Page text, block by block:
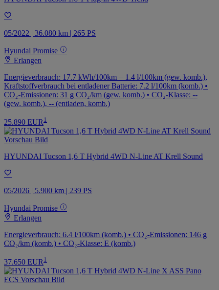
05/2022 | 36.080 km | 265 PS
Hyundai Promise
Erlangen
Energieverbrauch: 17.7 kWh/100km + 1.4 l/100km (gew. komb.),
Kraftstoffverbrauch bei entladener Batterie: 7.2 l/100km (komb.) •
CO₂-Emissionen: 31 g CO₂/km (gew. komb.) • CO₂-Klasse: --
(gew. komb.), -- (entladen, komb.)
25.890 EUR 1
HYUNDAI Tucson 1,6 T Hybrid 4WD N-Line AT Krell Sound
05/2026 | 5.900 km | 239 PS
Hyundai Promise
Erlangen
Energieverbrauch: 6.4 l/100km (komb.) • CO₂-Emissionen: 146 g
CO₂/km (komb.) • CO₂-Klasse: E (komb.)
37.650 EUR 1